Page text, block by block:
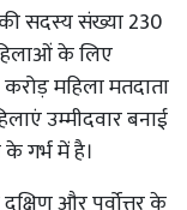
सदस्य संख्या 230
के लिए
महिला मतदाता
उम्मीदवार बनाई
गर्भ में है।